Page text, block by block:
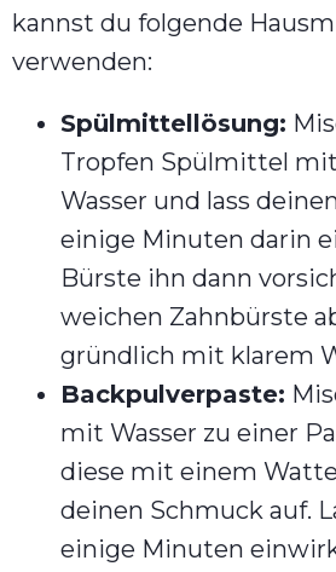
kannst du folgende
verwenden:
Spülmittellösung:
Tropfen Spülmittel
Wasser und lass
einige Minuten darin
Bürste ihn dann
weichen Zahnbürste
gründlich mit klarem
Backpulverpaste:
mit Wasser zu einer
diese mit einem
deinen Schmuck auf.
einige Minuten